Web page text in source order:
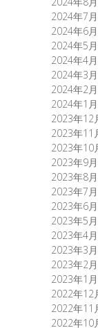
2024年7月
2024年6月
2024年5月
2024年4月
2024年3月
2024年2月
2024年1月
2023年12
2023年11
2023年10
2023年9月
2023年8月
2023年7月
2023年6月
2023年5月
2023年4月
2023年3月
2023年2月
2023年1月
2022年12
2022年11
2022年10